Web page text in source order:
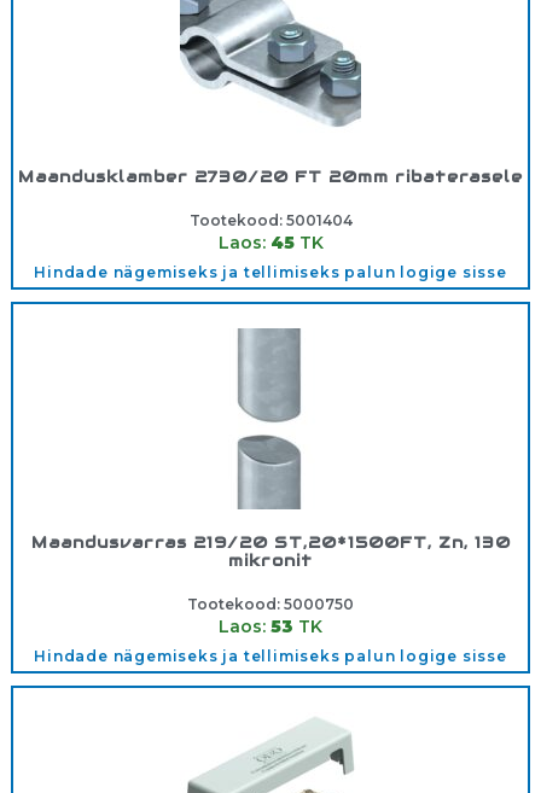
Maandusklamber 2730/20 FT 20mm ribaterasele
Tootekood: 5001404
Laos: 45TK
Hindade nägemiseks ja tellimiseks palun logige sisse
Maandusvarras 219/20 ST,20*1500FT, Zn, 130
mikronit
Tootekood: 5000750
Laos: 53 TK
Hindade nägemiseks ja tellimiseks palun logige sisse